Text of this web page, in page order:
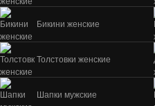
Бикини женские
Толстовки женские
Шапки мужские